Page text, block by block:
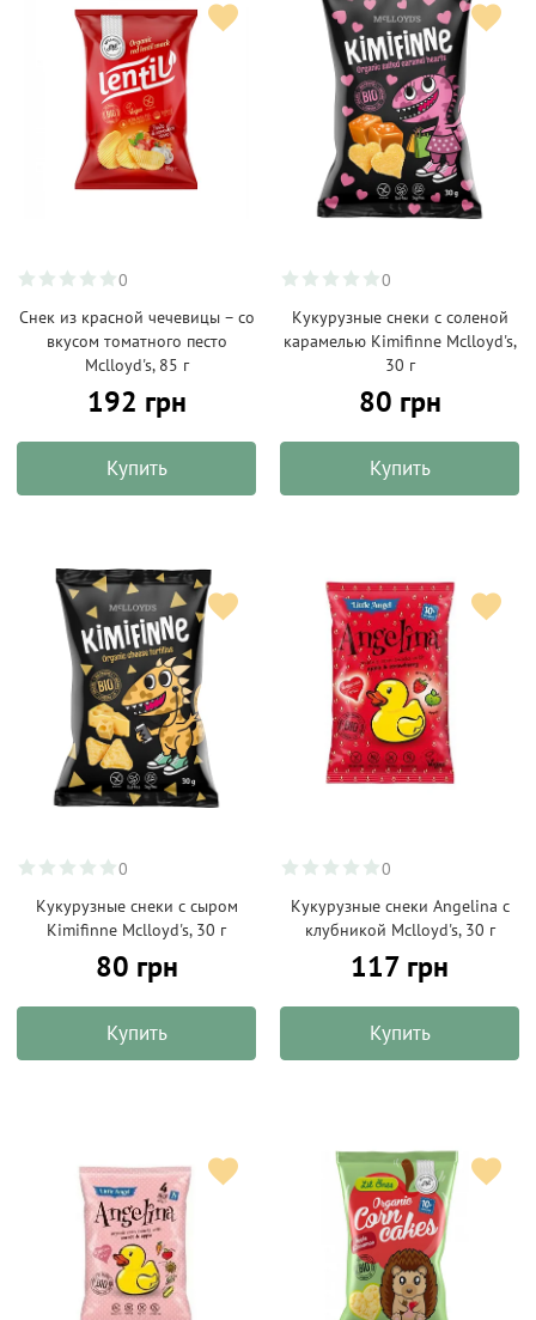
0
Снек из красной чечевицы – со
вкусом томатного песто
Mclloyd's, 85 г
192 грн
Купить
0
Кукурузные снеки с соленой
карамелью Kimifinne Mclloyd's,
30 г
80 грн
Купить
0
Кукурузные снеки с сыром
Kimifinne Mclloyd's, 30 г
80 грн
Купить
0
Кукурузные снеки Angelina с
клубникой Mclloyd's, 30 г
117 грн
Купить